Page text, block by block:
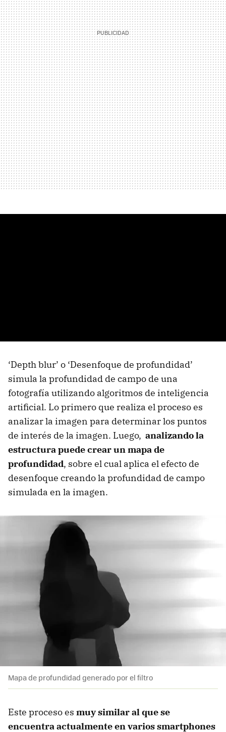
‘Depth blur’ o ‘Desenfoque de profundidad’
simula la profundidad de campo de una
fotografía utilizando algoritmos de inteligencia
artificial. Lo primero que realiza el proceso es
analizar la imagen para determinar los puntos
de interés de la imagen. Luego, analizando la
estructura puede crear un mapa de
profundidad, sobre el cual aplica el efecto de
desenfoque creando la profundidad de campo
simulada en la imagen.
Mapa de profundidad generado por el filtro
Este proceso es muy similar al que se
encuentra actualmente en varios smartphones